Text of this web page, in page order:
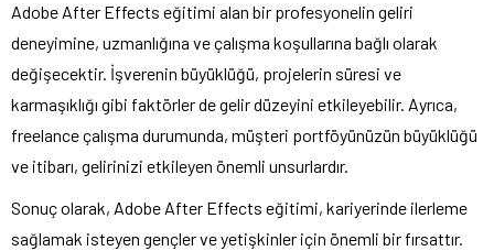
Adobe After Effects eğitimi alan bir profesyonelin geliri
deneyimine, uzmanlığına ve çalışma koşullarına bağlı olarak
değişecektir. İşverenin büyüklüğü, projelerin süresi ve
karmaşıklığı gibi faktörler de gelir düzeyini etkileyebilir. Ayrıca,
freelance çalışma durumunda, müşteri portföyünüzün büyüklüğü
ve itibarı, gelirinizi etkileyen önemli unsurlardır.
Sonuç olarak, Adobe After Effects eğitimi, kariyerinde ilerleme
sağlamak isteyen gençler ve yetişkinler için önemli bir fırsattır.